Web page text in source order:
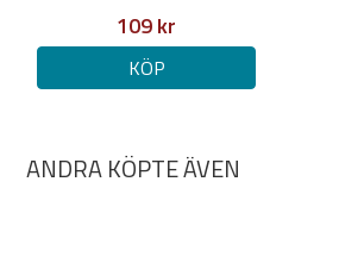
109 kr
KÖP
ANDRA KÖPTE ÄVEN